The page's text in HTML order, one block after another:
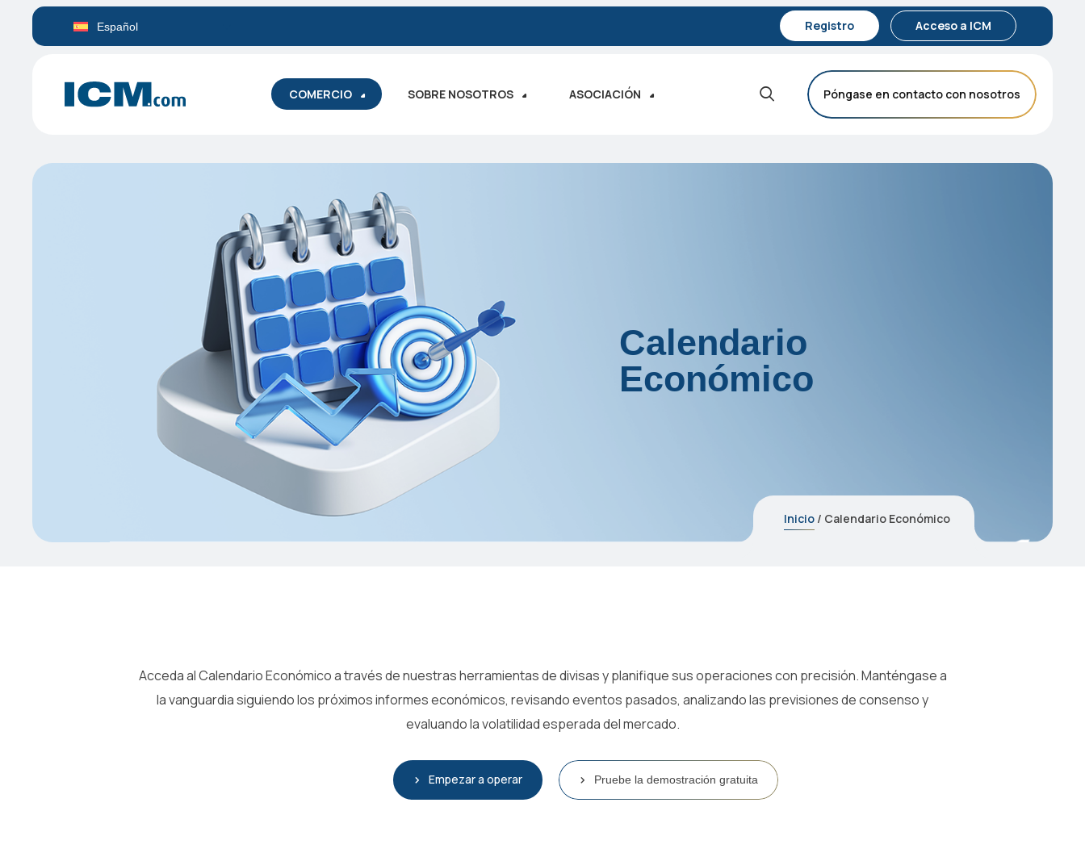
Español Registro Acceso a ICM
COMERCIO SOBRE NOSOTROS ASOCIACIÓN Póngase en contacto con nosotros
Calendario
Económico
Inicio / Calendario Económico
Acceda al Calendario Económico a través de nuestras herramientas de divisas y planifique sus operaciones con precisión. Manténgase a
la vanguardia siguiendo los próximos informes económicos, revisando eventos pasados, analizando las previsiones de consenso y
evaluando la volatilidad esperada del mercado.
Empezar a operar Pruebe la demostración gratuita